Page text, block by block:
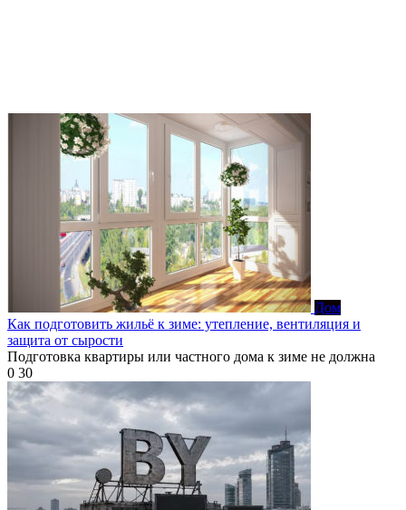
Дом
Как подготовить жильё к зиме: утепление, вентиляция и
защита от сырости
Подготовка квартиры или частного дома к зиме не должна
0 30